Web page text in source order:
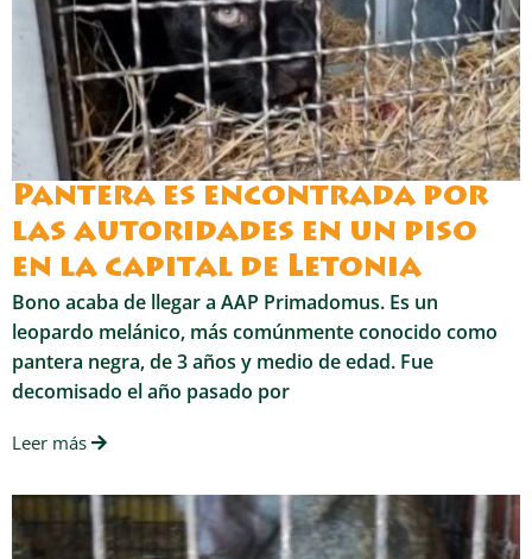
Pantera es encontrada por
las autoridades en un piso
en la capital de Letonia
Bono acaba de llegar a AAP Primadomus. Es un
leopardo melánico, más comúnmente conocido como
pantera negra, de 3 años y medio de edad. Fue
decomisado el año pasado por
Leer más